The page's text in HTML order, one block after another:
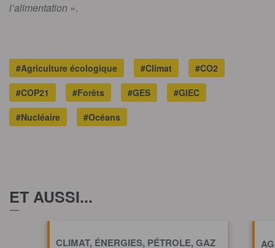
l’alimentation ».
#Agriculture écologique #Climat
#CO2
#COP21
#Forêts #GES
#GIEC
#Nucléaire
#Océans
ET AUSSI...
CLIMAT, ÉNERGIES, PÉTROLE, GAZ